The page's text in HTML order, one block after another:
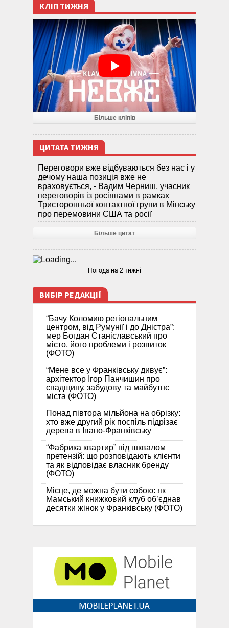
КЛІП ТИЖНЯ
Більше кліпів
ЦИТАТА ТИЖНЯ
Переговори вже відбуваються без нас і у
дечому наша позиція вже не
враховується, - Вадим Черниш, учасник
переговорів із росіянами в рамках
Тристоронньої контактної групи в Мінську
про перемовини США та росії
Більше цитат
Погода на 2 тижні
ВИБІР РЕДАКЦІЇ
“Бачу Коломию регіональним
центром, від Румунії і до Дністра”:
мер Богдан Станіславський про
місто, його проблеми і розвиток
(ФОТО)
“Мене все у Франківську дивує”:
архітектор Ігор Панчишин про
спадщину, забудову та майбутнє
міста (ФОТО)
Понад півтора мільйона на обрізку:
хто вже другий рік поспіль підрізає
дерева в Івано-Франківську
“Фабрика квартир” під шквалом
претензій: що розповідають клієнти
та як відповідає власник бренду
(ФОТО)
Місце, де можна бути собою: як
Мамський книжковий клуб об’єднав
десятки жінок у Франківську (ФОТО)